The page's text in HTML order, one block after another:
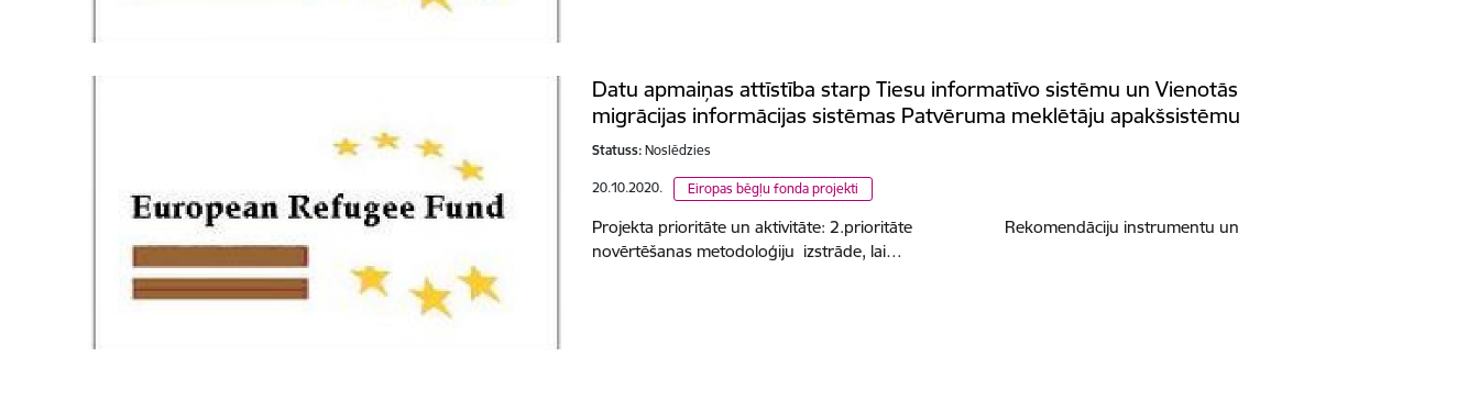
Datu apmaiņas attīstība starp Tiesu informatīvo sistēmu un Vienotās
migrācijas informācijas sistēmas Patvēruma meklētāju apakšsistēmu
Statuss: Noslēdzies
20.10.2020. Eiropas bēgļu fonda projekti
Projekta prioritāte un aktivitāte: 2.prioritāte Rekomendāciju instrumentu un
novērtēšanas metodoloģiju izstrāde, lai…